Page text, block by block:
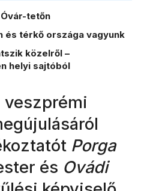
Óvár-tetőn
és térkő országa vagyunk
közelről –
helyi sajtóból
veszprémi
Porga
és Ovádi